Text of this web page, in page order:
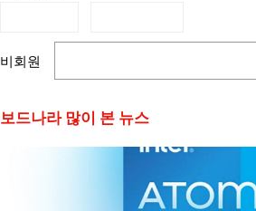
비회원
보드나라 많이 본 뉴스